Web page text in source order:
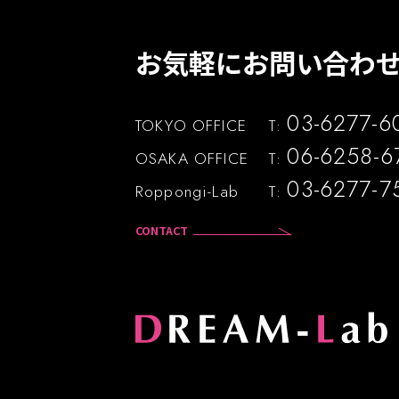
お気軽にお問い合わ
TOKYO OFFICE T:03-6277-
OSAKA OFFICE T:06-6258-
Roppongi-Lab T:03-6277-
CONTACT